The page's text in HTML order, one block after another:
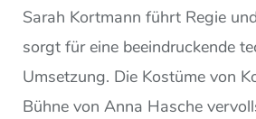
Sarah Kortmann führt Regie
sorgt für eine beeindruckende
Umsetzung. Die Kostüme von
Bühne von Anna Hasche